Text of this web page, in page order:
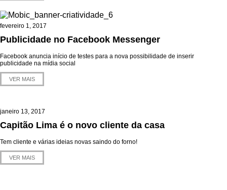
fevereiro 1, 2017
Publicidade no Facebook Messenger
Facebook anuncia início de testes para a nova possibilidade de inserir
publicidade na mídia social
VER MAIS
janeiro 13, 2017
Capitão Lima é o novo cliente da casa
Tem cliente e várias ideias novas saindo do forno!
VER MAIS